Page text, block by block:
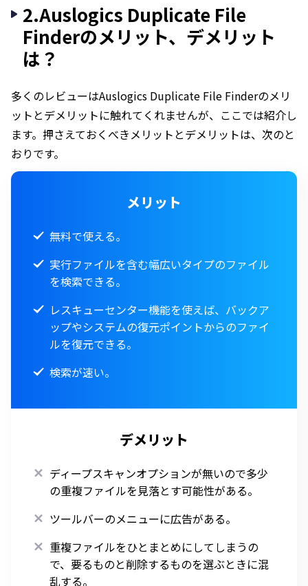
2.Auslogics Duplicate File
Finderのメリット、デメリット
は？
多くのレビューはAuslogics Duplicate File Finderのメリ
ットとデメリットに触れてくれませんが、ここでは紹介し
ます。押さえておくべきメリットとデメリットは、次のと
おりです。
メリット
無料で使える。
実行ファイルを含む幅広いタイプのファイル
を検索できる。
レスキューセンター機能を使えば、バックア
ップやシステムの復元ポイントからのファイ
ルを復元できる。
検索が速い。
デメリット
ディープスキャンオプションが無いので多少
の重複ファイルを見落とす可能性がある。
ツールバーのメニューに広告がある。
重複ファイルをひとまとめにしてしまうの
で、要るものと削除するものを選ぶときに混
乱する。